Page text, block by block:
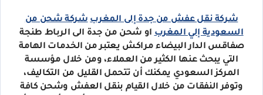
شركة نقل عفش من جدة إلى المغرب شركة شحن من
السعودية إلي المغرباو شحن من جدة الى الرباط طنجة
صفاقس الدار البيضاء مراكش يعتبر من الخدمات الهامة
التي يبحث عنها الكثير من العملاء، ومن خلال مؤسسة
المركز السعودي يمكنك أن تتحمل القليل من التكاليف،
وتوفر النفقات من خلال القيام بنقل العفش وشحن كافة